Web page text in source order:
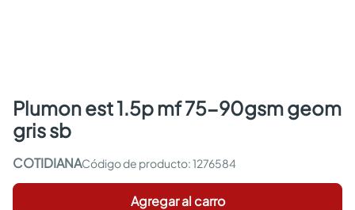
plumon est 1.5p mf 75-90gsm geom
gris sb
COTIDIANA :1276584
Agregar al carro